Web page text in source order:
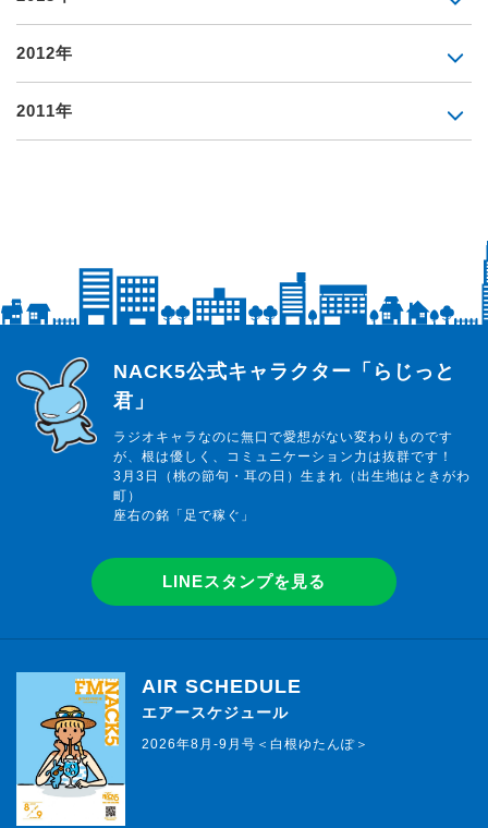
2012年
2011年
らじっと君
NACK5公式キャラクター「らじっと
君」
ラジオキャラなのに無口で愛想がない変わりものです
が、根は優しく、コミュニケーション力は抜群です！
3月3日（桃の節句・耳の日）生まれ（出生地はときがわ
町）
座右の銘「足で稼ぐ」
LINEスタンプを見る
AIR SCHEDULE
エアースケジュール
2026年8月-9月号＜白根ゆたんぽ＞